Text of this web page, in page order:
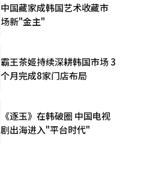
中国藏家成韩国艺术收藏市
场新"金主"
霸王茶姬持续深耕韩国市场 3
个月完成8家门店布局
《逐玉》在韩破圈 中国电视
剧出海进入"平台时代"